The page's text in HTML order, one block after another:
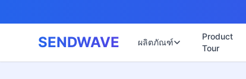
SENDWAVE ผลิตภัณฑ์
Product
Tour